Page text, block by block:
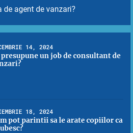
de agent de vanzari?
14, 2024
presupune un job de consultant de
18, 2024
pot parintii sa le arate copiilor ca